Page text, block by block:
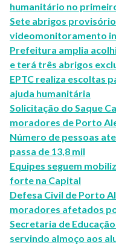
humanitário no
Sete abrigos
videomonitoramento
Prefeitura amplia
e terá três abrigos
EPTC realiza escoltas
ajuda humanitária
Solicitação do Saque
moradores de Porto
Número de pessoas
passa de 13,8 mil
Equipes seguem
forte na Capital
Defesa Civil de Porto
moradores afetados
Secretaria de
servindo almoço aos